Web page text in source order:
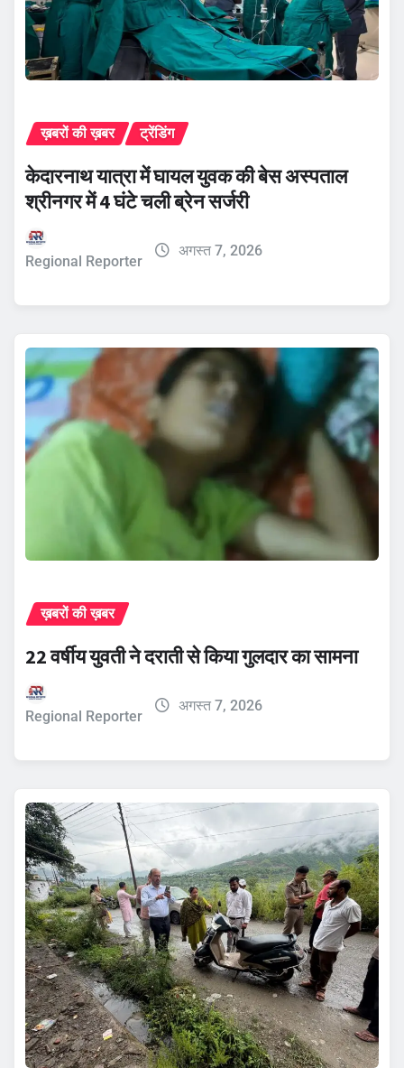
ख़बरों की ख़बर ट्रेंडिंग
केदारनाथ यात्रा में घायल युवक की बेस अस्पताल
श्रीनगर में 4 घंटे चली ब्रेन सर्जरी
Regional Reporter
अगस्त 7, 2026
ख़बरों की ख़बर
22 वर्षीय युवती ने दराती से किया गुलदार का सामना
Regional Reporter
अगस्त 7, 2026